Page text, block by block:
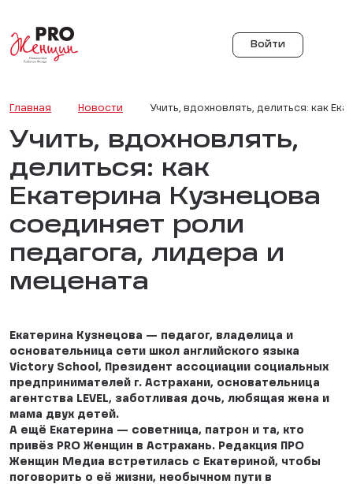
Войти
Главная Новости Учить, вдохновлять, делиться: как
Учить, вдохновлять,
делиться: как
Екатерина Кузнецова
соединяет роли
педагога, лидера и
мецената
Екатерина Кузнецова — педагог, владелица и
основательница сети школ английского языка
Victory School, Президент ассоциации социальных
предпринимателей г. Астрахани, основательница
агентства LEVEL, заботливая дочь, любящая жена и
мама двух детей.
А ещё Екатерина — советница, патрон и та, кто
привёз PRO Женщин в Астрахань. Редакция ПРО
Женщин Медиа встретилась с Екатериной, чтобы
поговорить о её жизни, необычном пути в